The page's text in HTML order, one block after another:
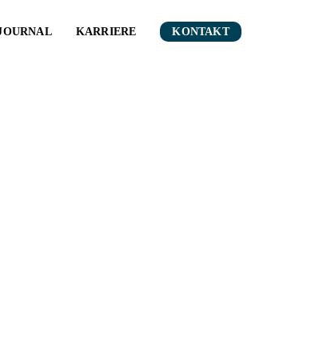
KARRIERE KONTAKT